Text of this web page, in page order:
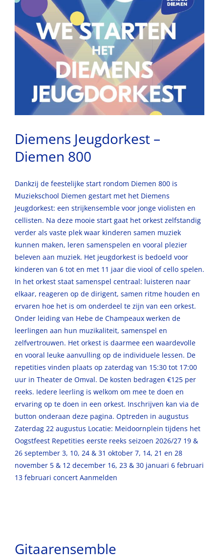
Diemens Jeugdorkest –
Diemen 800
Dankzij de feestelijke start rondom Diemen 800 is
Muziekschool Diemen gestart met het Diemens
Jeugdorkest: een strijkensemble voor jonge violisten en
cellisten. Na deze mooie start gaat het orkest zelfstandig
verder als vaste plek waar kinderen samen muziek
kunnen maken, leren samenspelen en vooral plezier
beleven aan muziek. Het jeugdorkest is bedoeld voor
kinderen van 6 tot en met 11 jaar die viool of cello spelen.
In het orkest staat samenspel centraal: luisteren naar
elkaar, reageren op de dirigent, samen ritme houden en
ervaren hoe het is om onderdeel te zijn van een orkest.
Onder leiding van Hebe de Champeaux werken de
leerlingen aan hun muzikaliteit, samenspel en
zelfvertrouwen. Het orkest is daarmee een waardevolle
en vooral leuke aanvulling op de individuele lessen. De
repetities vinden plaats op zaterdag van 15:30 tot 17:00
uur in Theater de Omval. De kosten bedragen €125 per
reeks. Iedere leerling is welkom om mee te doen en
ervaring op te doen in een orkest. Inschrijven kan via de
button onderaan deze pagina. Optreden in augustus
Zaterdag 22 augustus Locatie: Meidoornplein tijdens het
Oogstfeest Repetities eerste reeks seizoen 2026/27 19 &
26 september 3, 10, 24 & 31 oktober 7, 14, 21 en 28
november 5 & 12 december 16, 23 & 30 januari 6 februari
13 februari concert Αanmelden
Gitaarensemble